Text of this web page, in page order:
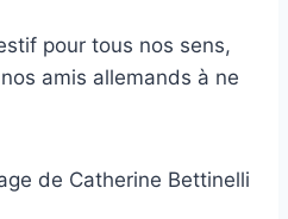
pour tous nos sens,
amis allemands à ne
de Catherine Bettinelli